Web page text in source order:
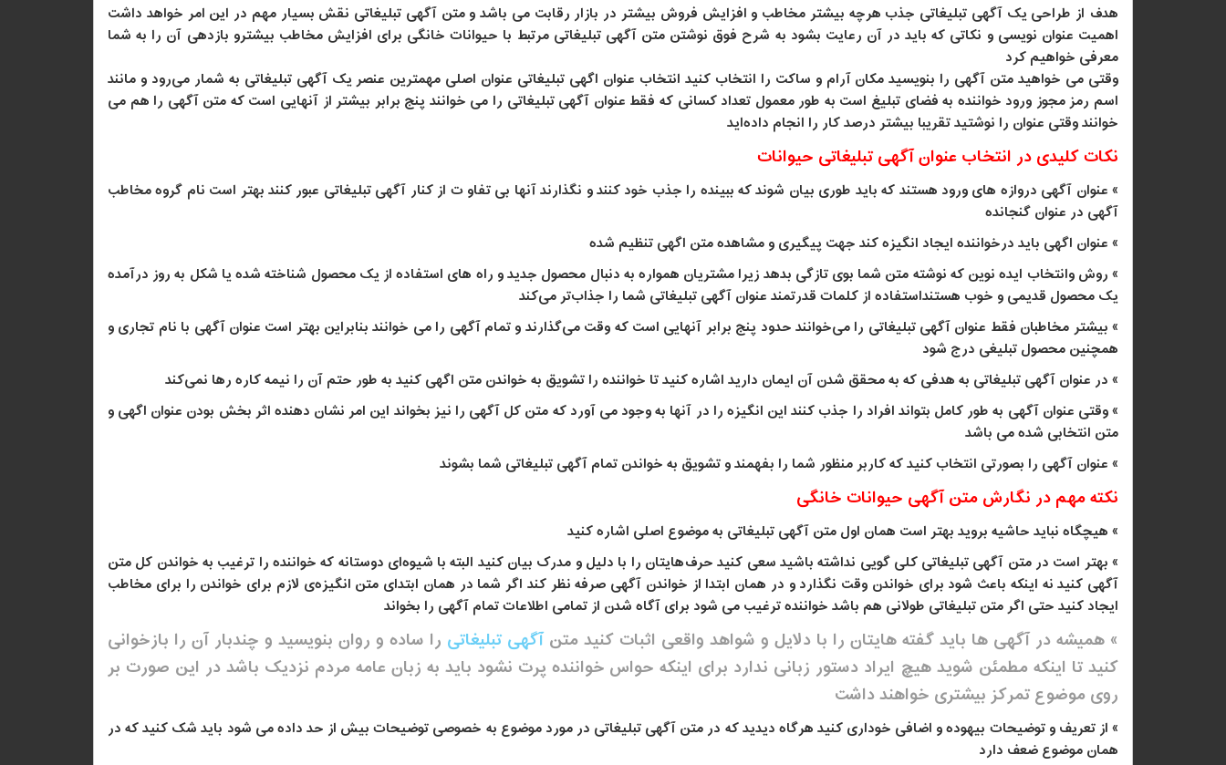
هدف از طراحی یک آگهی تبلیغاتی جذب هرچه بیشتر مخاطب و افزایش فروش بیشتر در بازار رقابت می باشد و متن آگهی تبلیغاتی نقش بسیار مهم در این امر خواهد داشت
اهمیت عنوان نویسی و نکاتی که باید در آن رعایت بشود به شرح فوق نوشتن متن آگهی تبلیغاتی مرتبط با حیوانات خانگی برای افزایش مخاطب بیشترو بازدهی آن را به شما
معرفی خواهیم کرد
وقتی می خواهید متن آگهی را بنویسید مکان آرام و ساکت را انتخاب کنید انتخاب عنوان اگهی تبلیغاتی عنوان اصلی مهمترین عنصر یک آگهی تبلیغاتی به شمار می‌رود و مانند
اسم رمز مجوز ورود خواننده به فضای تبلیغ است به طور معمول تعداد کسانی که فقط عنوان آگهی تبلیغاتی را می خوانند پنج برابر بیشتر از آنهایی است که متن آگهی را هم می
خوانند وقتی عنوان را نوشتید تقریبا بیشتر درصد کار را انجام داده‌اید
نکات کلیدی در انتخاب عنوان آگهی تبلیغاتی حیوانات
» عنوان آگهی دروازه های ورود هستند که باید طوری بیان شوند که ببینده را جذب خود کنند و نگذارند آنها بی تفاو ت از کنار آگهی تبلیغاتی عبور کنند بهتر است نام گروه مخاطب
آگهی در عنوان گنجانده
» عنوان اگهی باید درخواننده ایجاد انگیزه کند جهت پیگیری و مشاهده متن اگهی تنظیم شده
» روش وانتخاب ایده نوین که نوشته متن شما بوی تازگی بدهد زیرا مشتریان همواره به دنبال محصول جدید و راه های استفاده از یک محصول شناخته شده یا شکل به روز درآمده‌
یک محصول قدیمی و خوب هستنداستفاده از کلمات قدرتمند عنوان آگهی تبلیغاتی شما را جذاب‌تر می‌کند
» بیشتر مخاطبان فقط عنوان آگهی تبلیغاتی را می‌خوانند حدود پنج برابر آنهایی است که وقت می‌گذارند و تمام آگهی را می خوانند بنابراین بهتر است عنوان آگهی با نام تجاری و
همچنین محصول تبلیغی درج شود
» در عنوان آگهی تبلیغاتی به هدفی که به محقق شدن آن ایمان دارید اشاره کنید تا خواننده را تشویق به خواندن متن اگهی کنید به طور حتم آن را نیمه کاره رها نمی‌کند
» وقتی عنوان آگهی به طور کامل بتواند افراد را جذب کنند این انگیزه را در آنها به وجود می آورد که متن کل آگهی را نیز بخواند این امر نشان دهنده اثر بخش بودن عنوان اگهی و
متن انتخابی شده می باشد
» عنوان آگهی را بصورتی انتخاب کنید که کاربر منظور شما را بفهمند و تشویق به خواندن تمام آگهی تبلیغاتی شما بشوند
نکته مهم در نگارش متن آگهی حیوانات خانگی
» هیچگاه نباید حاشیه بروید بهتر است همان اول متن آگهی تبلیغاتی به موضوع اصلی اشاره کنید
» بهتر است در متن آگهی تبلیغاتی کلی گویی نداشته باشید سعی کنید حرف‌هایتان را با دلیل و مدرک بیان کنید البته با شیوه‌ای دوستانه که خواننده را ترغیب به خواندن کل متن
آگهی کنید نه اینکه باعث شود برای خواندن وقت نگذارد و در همان ابتدا از خواندن آگهی صرفه نظر کند اگر شما در همان ابتدای متن انگیزه‌ی لازم برای خواندن را برای مخاطب
ایجاد کنید حتی اگر متن تبلیغاتی طولانی هم باشد خواننده ترغیب می شود برای آگاه شدن از تمامی اطلاعات تمام آگهی را بخواند
» همیشه در آگهی ها باید گفته هایتان را با دلایل و شواهد واقعی اثبات کنید متنآگهی تبلیغاتی را ساده و روان بنویسید و چندبار آن را بازخوانی
کنید تا اینکه مطمئن شوید هیچ ایراد دستور زبانی ندارد برای اینکه حواس خواننده پرت نشود باید به زبان عامه‌ مردم نزدیک باشد در این صورت بر
روی موضوع تمرکز بیشتری خواهند داشت
» از تعریف و توضیحات بیهوده و اضافی خوداری کنید هرگاه دیدید که در متن آگهی تبلیغاتی در مورد موضوع به خصوصی توضیحات بیش از حد داده می شود باید شک کنید که در
همان موضوع ضعف دارد